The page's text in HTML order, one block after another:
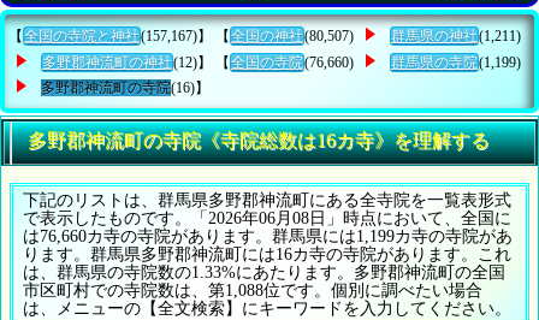
【 全国の寺院と神社(157,167)】 【 全国の神社(80,507) 群馬県の神社(1,211)
多野郡神流町の神社(12)】 【 全国の寺院(76,660) 群馬県の寺院(1,199)
多野郡神流町の寺院(16)】
多野郡神流町の寺院《寺院総数は16カ寺》を理解する
下記のリストは、群馬県多野郡神流町にある全寺院を一覧表形式
で表示したものです。「2026年06月08日」時点において、全国に
は76,660カ寺の寺院があります。群馬県には1,199カ寺の寺院があ
ります。群馬県多野郡神流町には16カ寺の寺院があります。これ
は、群馬県の寺院数の1.33%にあたります。多野郡神流町の全国
市区町村での寺院数は、第1,088位です。個別に調べたい場合
は、メニューの【全文検索】にキーワードを入力してください。